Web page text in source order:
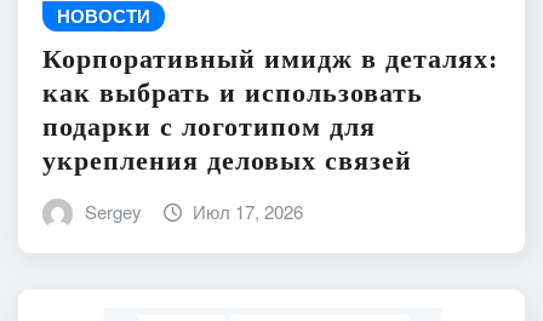
НОВОСТИ
Корпоративный имидж в деталях:
как выбрать и использовать
подарки с логотипом для
укрепления деловых связей
Sergey Июл 17, 2026